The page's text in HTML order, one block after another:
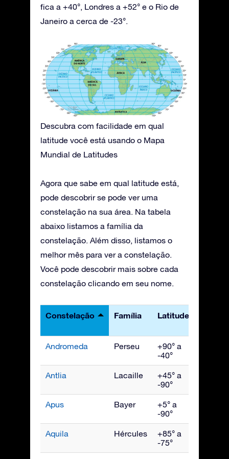
fica a +40°, Londres a +52° e o Rio de
Janeiro a cerca de -23°.
Descubra com facilidade em qual
latitude você está usando o Mapa
Mundial de Latitudes
Agora que sabe em qual latitude está,
pode descobrir se pode ver uma
constelação na sua área. Na tabela
abaixo listamos a família da
constelação. Além disso, listamos o
melhor mês para ver a constelação.
Você pode descobrir mais sobre cada
constelação clicando em seu nome.
Constelação Família Latitudes
Andromeda Perseu
+90° a
-40°
Antlia Lacaille
+45° a
-90°
Apus Bayer
+5° a
-90°
Aquila Hércules
+85° a
-75°